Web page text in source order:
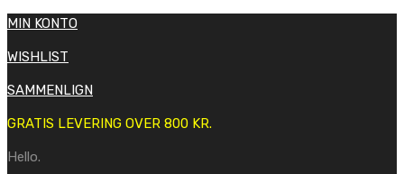
MIN KONTO
WISHLIST
SAMMENLIGN
GRATIS LEVERING OVER 800 KR.
Hello.